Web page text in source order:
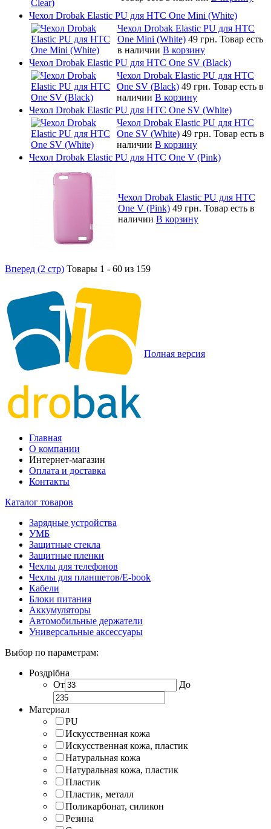
Чехол Drobak Elastic PU для HTC One Mini (White)
Чехол Drobak Elastic PU для HTC
One Mini (White) 49 грн. Товар есть
в наличии В корзину
Чехол Drobak Elastic PU для HTC One SV (Black)
Чехол Drobak Elastic PU для HTC
One SV (Black) 49 грн. Товар есть в
наличии В корзину
Чехол Drobak Elastic PU для HTC One SV (White)
Чехол Drobak Elastic PU для HTC
One SV (White) 49 грн. Товар есть в
наличии В корзину
Чехол Drobak Elastic PU для HTC One V (Pink)
Чехол Drobak Elastic PU для HTC
One V (Pink) 49 грн. Товар есть в
наличии В корзину
Вперед (2 стр) Товары 1 - 60 из 159
Полная версия
Главная
О компании
Интернет-магазин
Оплата и доставка
Контакты
Каталог товаров
Зарядные устройства
УМБ
Защитные стекла
Защитные пленки
Чехлы для телефонов
Чехлы для планшетов/E-book
Кабели
Блоки питания
Аккумуляторы
Автомобильные держатели
Универсальные аксессуары
Выбор по параметрам:
Роздрібна
От
До
Материал
PU
Искусственная кожа
Искусственная кожа, пластик
Натуральная кожа
Натуральная кожа, пластик
Пластик
Пластик, металл
Поликарбонат, силикон
Резина